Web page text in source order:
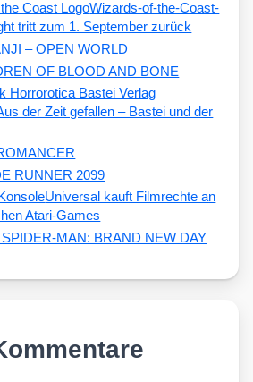
Wizards-of-the-Coast-
tritt zum 1. September zurück
– OPEN WORLD
OF BLOOD AND BONE
der Zeit gefallen – Bastei und der
RUNNER 2099
Universal kauft Filmrechte an
Atari-Games
SPIDER-MAN: BRAND NEW DAY